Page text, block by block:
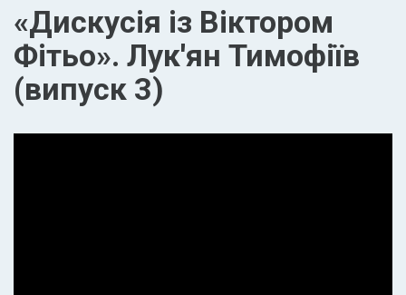
«Дискусія із Віктором
Фітьо». Лук'ян Тимофіїв
(випуск 3)